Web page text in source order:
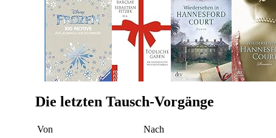
Die letzten Tausch-Vorgänge
Von Nach